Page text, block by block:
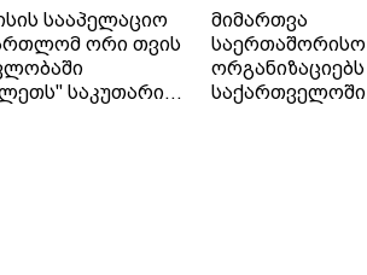
სააპელაციო
ორი თვის
საკუთარი
მიმართვა
საერთაშორისო
ორგანიზაციებს
საქართველოში